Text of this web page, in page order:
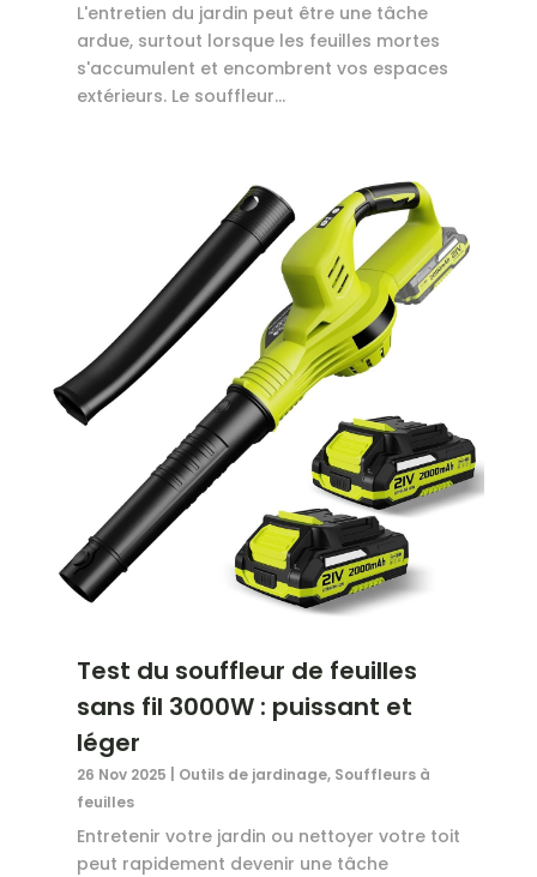
L'entretien du jardin peut être une tâche
ardue, surtout lorsque les feuilles mortes
s'accumulent et encombrent vos espaces
extérieurs. Le souffleur...
Test du souffleur de feuilles
sans fil 3000W : puissant et
léger
26 Nov 2025 Outils de jardinage, Souffleurs à
feuilles
Entretenir votre jardin ou nettoyer votre toit
peut rapidement devenir une tâche